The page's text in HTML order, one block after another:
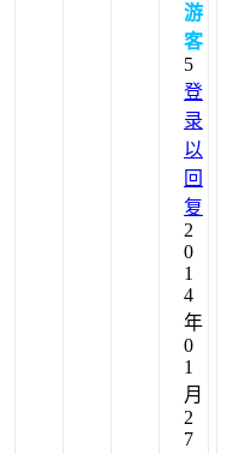
游
客
5
登
录
以
回
复
2
0
1
4
年
0
1
月
2
7